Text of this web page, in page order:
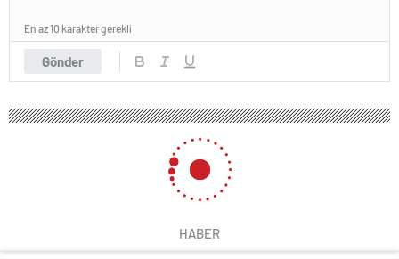
Gönder
En az 10 karakter gerekli
HABER